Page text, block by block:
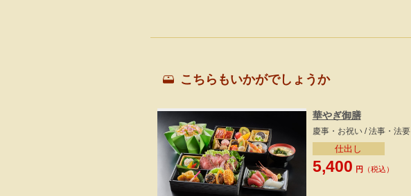
こちらもいかがでしょうか
華やぎ御膳
慶事・お祝い / 法事・法要
仕出し
5,400 円 （税込）